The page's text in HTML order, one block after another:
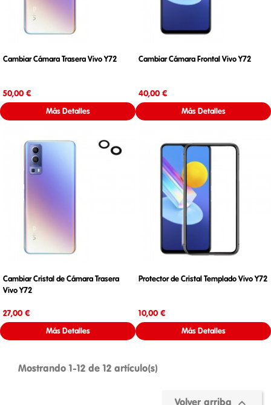
Cambiar Cámara Trasera Vivo Y72
50,00 €
Más Detalles
Cambiar Cámara Frontal Vivo Y72
40,00 €
Más Detalles
Cambiar Cristal de Cámara Trasera
Vivo Y72
27,00 €
Más Detalles
Protector de Cristal Templado Vivo Y72
10,00 €
Más Detalles
Mostrando 1-12 de 12 artículo(s)
Volver arriba